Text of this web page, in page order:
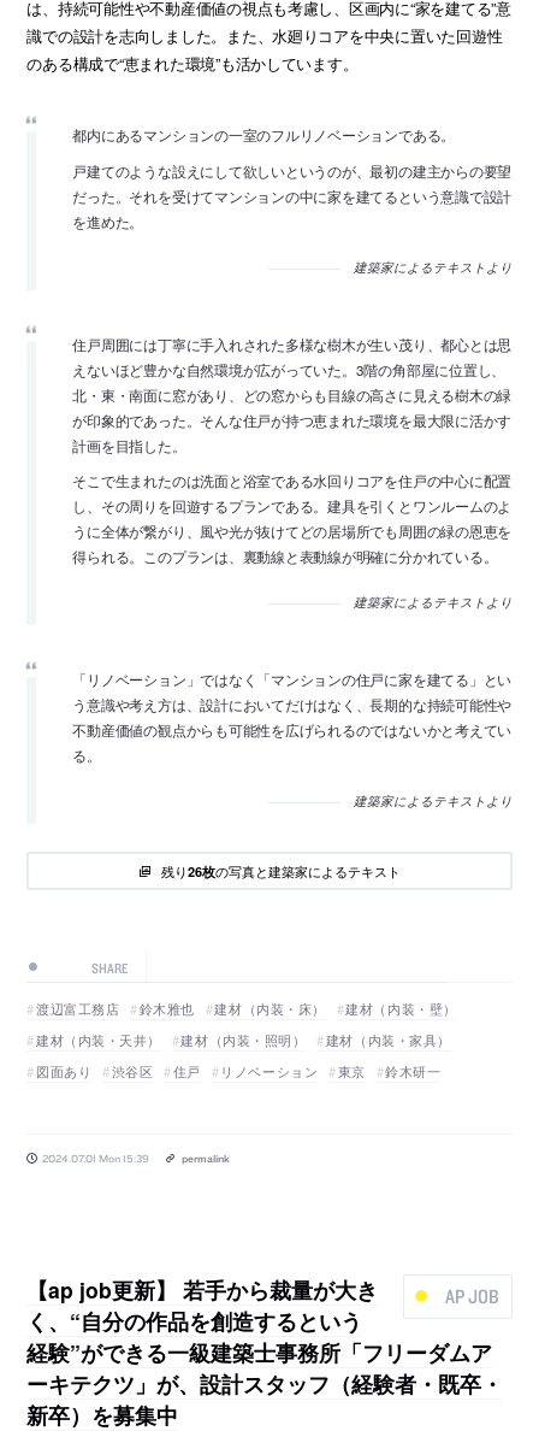
は、持続可能性や不動産価値の視点も考慮し、区画内に“家を建てる”意
識での設計を志向しました。また、水廻りコアを中央に置いた回遊性
のある構成で“恵まれた環境”も活かしています。
都内にあるマンションの一室のフルリノベーションである。
戸建てのような設えにして欲しいというのが、最初の建主からの要望
だった。それを受けてマンションの中に家を建てるという意識で設計
を進めた。
建築家によるテキストより
住戸周囲には丁寧に手入れされた多様な樹木が生い茂り、都心とは思
えないほど豊かな自然環境が広がっていた。3階の角部屋に位置し、
北・東・南面に窓があり、どの窓からも目線の高さに見える樹木の緑
が印象的であった。そんな住戸が持つ恵まれた環境を最大限に活かす
計画を目指した。
そこで生まれたのは洗面と浴室である水回りコアを住戸の中心に配置
し、その周りを回遊するプランである。建具を引くとワンルームのよ
うに全体が繋がり、風や光が抜けてどの居場所でも周囲の緑の恩恵を
得られる。このプランは、裏動線と表動線が明確に分かれている。
建築家によるテキストより
「リノベーション」ではなく「マンションの住戸に家を建てる」とい
う意識や考え方は、設計においてだけはなく、長期的な持続可能性や
不動産価値の観点からも可能性を広げられるのではないかと考えてい
る。
建築家によるテキストより
残り26枚の写真と建築家によるテキスト
SHARE
渡辺富工務店 鈴木雅也 建材（内装・床）
建材（内装・壁）
建材（内装・天井）
建材（内装・照明）
建材（内装・家具）
図面あり
渋谷区 住戸 リノベーション 東京 鈴木研一
2024.07.01 Mon 15:39 permalink
AP JOB
【ap job更新】 若手から裁量が大き
く、“自分の作品を創造するという
経験”ができる一級建築士事務所「フリーダムア
ーキテクツ」が、設計スタッフ（経験者・既卒・
新卒）を募集中